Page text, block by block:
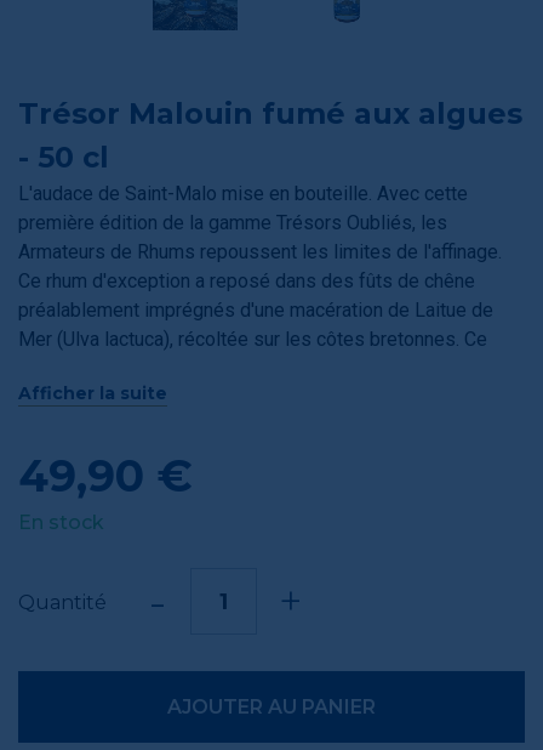
Trésor Malouin fumé aux algues
- 50 cl
L'audace de Saint-Malo mise en bouteille. Avec cette
première édition de la gamme Trésors Oubliés, les
Armateurs de Rhums repoussent les limites de l'affinage.
Ce rhum d'exception a reposé dans des fûts de chêne
préalablement imprégnés d'une macération de Laitue de
Mer (Ulva lactuca), récoltée sur les côtes bretonnes. Ce
avant d'accueillir le spiritueux. Le résultat ? Une symbiose
côte d'Émeraude, offrant un profil aromatique vif, herbacé et
délicatement salin.
Afficher la suite
49,90 €
En stock
Quantité - +
AJOUTER AU PANIER